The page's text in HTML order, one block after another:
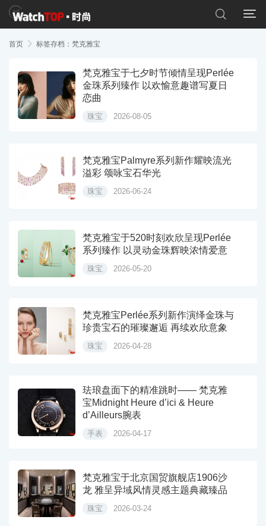


首页  标签存档：梵克雅宝
梵克雅宝于七夕时节倾情呈现Perlée
金珠系列臻作 以欢愉意趣谱写夏日
恋曲
珠宝 2026-08-05
梵克雅宝Palmyre系列新作耀映流光
溢彩 颂咏宝石华光
珠宝 2026-06-24
梵克雅宝于520时刻欢欣呈现Perlée
系列臻作 以灵动金珠辉映浓情爱意
珠宝 2026-05-20
梵克雅宝Perlée系列新作演绎金珠与
珍贵宝石的璀璨邂逅 再续欢欣意象
珠宝 2026-04-28
珐琅盘面下的精准跳时—— 梵克雅
宝Midnight Heure d’ici & Heure
d’Ailleurs腕表
手表 2026-04-17
梵克雅宝于北京国贸旗舰店1906沙
龙 雅呈异域风情灵感主题典藏臻品
珠宝 2026-03-24